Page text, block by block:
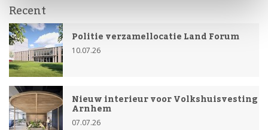
Recent
Politie verzamellocatie Land Forum
10.07.26
Nieuw interieur voor Volkshuisvesting
Arnhem
07.07.26